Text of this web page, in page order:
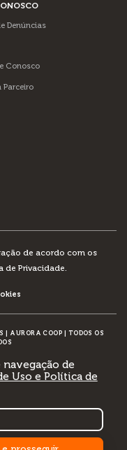
Denúncias
Conosco
Parceiro
de acordo com os
de Privacidade.
AURORA COOP
TODOS OS
navegação de
Uso e Política de